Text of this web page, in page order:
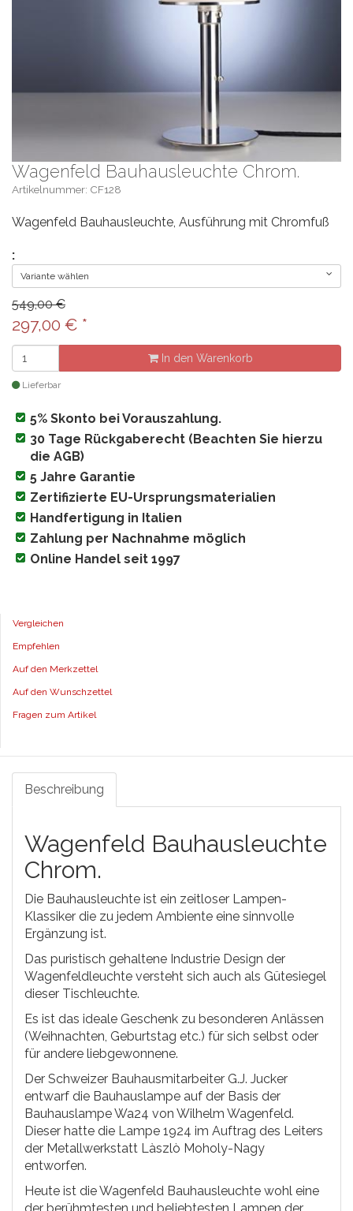
Wagenfeld Bauhausleuchte Chrom.
Artikelnummer: CF128
Wagenfeld Bauhausleuchte, Ausführung mit Chromfuß
:
Variante wählen
549,00 €
297,00 € *
In den Warenkorb
Lieferbar
5% Skonto bei Vorauszahlung.
30 Tage Rückgaberecht (Beachten Sie hierzu
die AGB)
5 Jahre Garantie
Zertifizierte EU-Ursprungsmaterialien
Handfertigung in Italien
Zahlung per Nachnahme möglich
Online Handel seit 1997
Vergleichen
Empfehlen
Auf den Merkzettel
Auf den Wunschzettel
Fragen zum Artikel
Beschreibung
Wagenfeld Bauhausleuchte
Chrom.
Die Bauhausleuchte ist ein zeitloser Lampen-
Klassiker die zu jedem Ambiente eine sinnvolle
Ergänzung ist.
Das puristisch gehaltene Industrie Design der
Wagenfeldleuchte versteht sich auch als Gütesiegel
dieser Tischleuchte.
Es ist das ideale Geschenk zu besonderen Anlässen
(Weihnachten, Geburtstag etc.) für sich selbst oder
für andere liebgewonnene.
Der Schweizer Bauhausmitarbeiter G.J. Jucker
entwarf die Bauhauslampe auf der Basis der
Bauhauslampe Wa24 von Wilhelm Wagenfeld.
Dieser hatte die Lampe 1924 im Auftrag des Leiters
der Metallwerkstatt Làszlò Moholy-Nagy
entworfen.
Heute ist die Wagenfeld Bauhausleuchte wohl eine